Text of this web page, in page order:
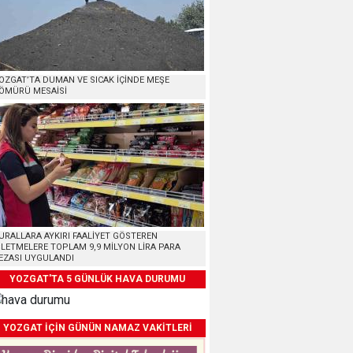
DUMAN VE SICAK İÇİNDE MEŞE
MESAİSİ
AYKIRI FAALİYET GÖSTEREN
TOPLAM 9,9 MİLYON LİRA PARA
UYGULANDI
YOZGAT'TA 5 GÜNLÜK HAVA DURUMU
YOZGAT İÇİN GÜNÜN NAMAZ VAKİTLERİ